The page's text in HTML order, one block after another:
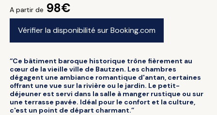
A partir de 98€
Vérifier la disponibilité sur Booking.com
“Ce bâtiment baroque historique trône fièrement au
cœur de la vieille ville de Bautzen. Les chambres
dégagent une ambiance romantique d'antan, certaines
offrant une vue sur la rivière ou le jardin. Le petit-
déjeuner est servi dans la salle à manger rustique ou sur
une terrasse pavée. Idéal pour le confort et la culture,
c'est un point de départ charmant.”